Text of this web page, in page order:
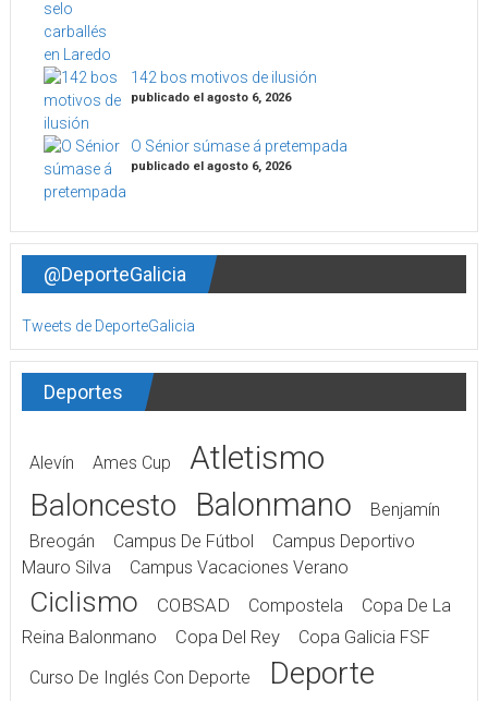
142 bos motivos de ilusión
publicado el agosto 6, 2026
O Sénior súmase á pretempada
publicado el agosto 6, 2026
@DeporteGalicia
Tweets de DeporteGalicia
Deportes
Alevín Ames Cup Atletismo
Baloncesto Balonmano
Benjamín
Breogán
Campus De Fútbol
Campus Deportivo
Mauro Silva
Campus Vacaciones Verano
Ciclismo COBSAD Compostela
Copa De La
Reina Balonmano
Copa Del Rey
Copa Galicia FSF
Curso De Inglés Con Deporte
Deporte